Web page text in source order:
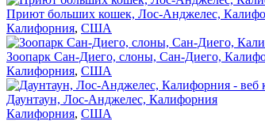
Приют больших кошек, Лос-Анджелес,
Калифорния, США
Зоопарк Сан-Диего, слоны, Сан-Диего,
Калифорния, США
Даунтаун, Лос-Анджелес, Калифорния
Калифорния, США